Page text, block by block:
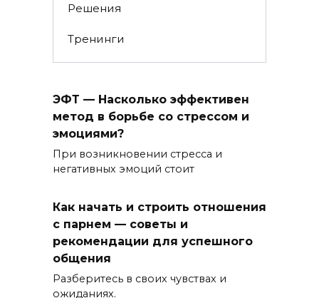
Решения
Тренинги
ЭФТ — Насколько эффективен
метод в борьбе со стрессом и
эмоциями?
При возникновении стресса и
негативных эмоций стоит
Как начать и строить отношения
с парнем — советы и
рекомендации для успешного
общения
Разберитесь в своих чувствах и
ожиданиях.